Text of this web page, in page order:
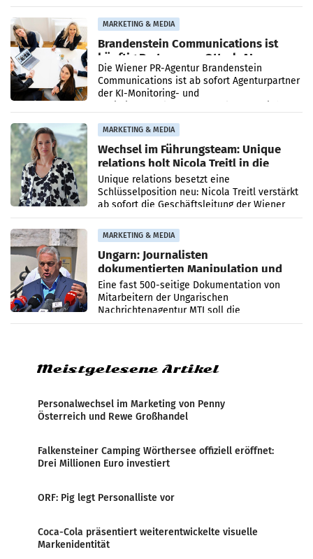
MARKETING & MEDIA
Brandenstein Communications ist
künftig Partner von OtterlyAI
Die Wiener PR-Agentur Brandenstein
Communications ist ab sofort Agenturpartner
der KI-Monitoring- und
MARKETING & MEDIA
Wechsel im Führungsteam: Unique
relations holt Nicola Treitl in die
Geschäftsleitung
Unique relations besetzt eine
Schlüsselposition neu: Nicola Treitl verstärkt
ab sofort die Geschäftsleitung der Wiener
PR-Agentur an der Seite von Josef Kalina und
Anna Kalina-Mahr.
MARKETING & MEDIA
Ungarn: Journalisten
dokumentierten Manipulation und
Zensur
Eine fast 500-seitige Dokumentation von
Mitarbeitern der Ungarischen
Nachrichtenagentur MTI soll die
systematische Nachrichten-Manipulation und
Meistgelesene Artikel
Personalwechsel im Marketing von Penny
Österreich und Rewe Großhandel
Falkensteiner Camping Wörthersee offiziell eröffnet:
Drei Millionen Euro investiert
ORF: Pig legt Personalliste vor
Coca-Cola präsentiert weiterentwickelte visuelle
Markenidentität